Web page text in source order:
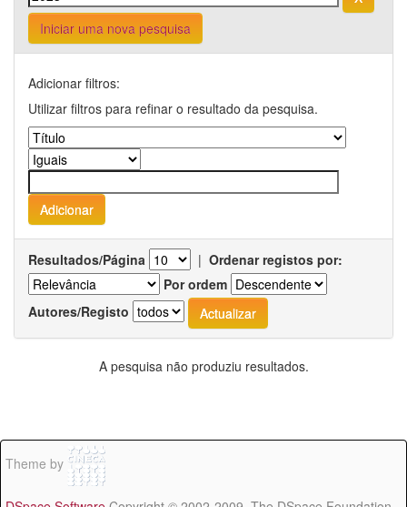
Iniciar uma nova pesquisa
Adicionar filtros:
Utilizar filtros para refinar o resultado da pesquisa.
Resultados/Página | Ordenar registos por:
Por ordem
Autores/Registo
A pesquisa não produziu resultados.
Theme by